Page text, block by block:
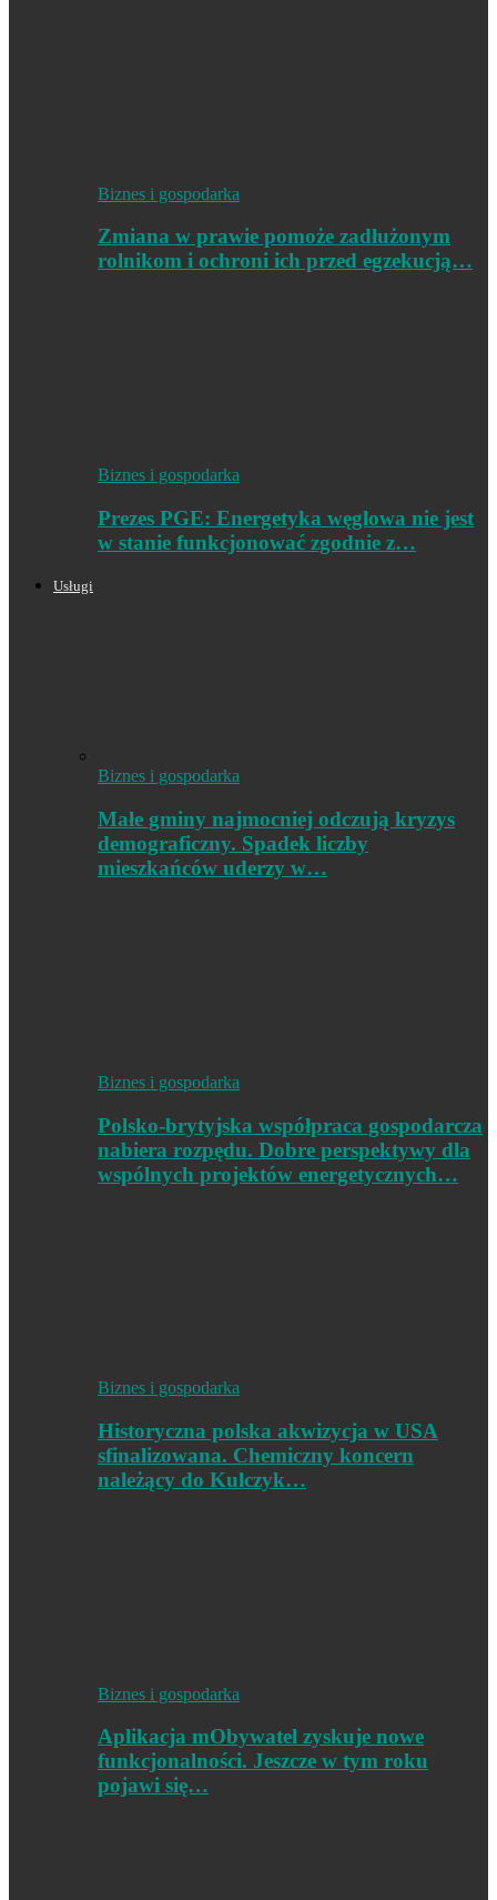
Biznes i gospodarka
Zmiana w prawie pomoże zadłużonym
rolnikom i ochroni ich przed egzekucją…
Biznes i gospodarka
Prezes PGE: Energetyka węglowa nie jest
w stanie funkcjonować zgodnie z…
Usługi
Biznes i gospodarka
Małe gminy najmocniej odczują kryzys
demograficzny. Spadek liczby
mieszkańców uderzy w…
Biznes i gospodarka
Polsko-brytyjska współpraca gospodarcza
nabiera rozpędu. Dobre perspektywy dla
wspólnych projektów energetycznych…
Biznes i gospodarka
Historyczna polska akwizycja w USA
sfinalizowana. Chemiczny koncern
należący do Kulczyk…
Biznes i gospodarka
Aplikacja mObywatel zyskuje nowe
funkcjonalności. Jeszcze w tym roku
pojawi się…